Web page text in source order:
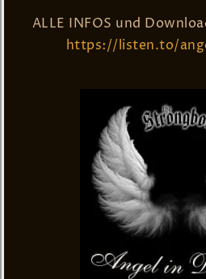
ALLE INFOS und
https://listen.to/